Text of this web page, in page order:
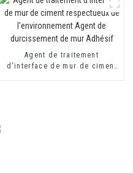
qualité moyenne et supérieure
Agent de traitement
d'interface de mur de ciment